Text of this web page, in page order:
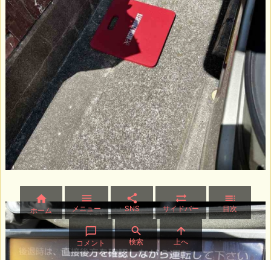

ホーム

メニュー

SNS

サイドバー

目次

コメント

検索

上へ